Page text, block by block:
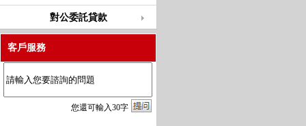
對公委託貸款
客戶服務
您還可輸入30字